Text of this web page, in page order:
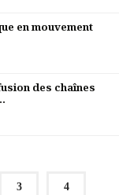
en mouvement
des chaînes
3 4